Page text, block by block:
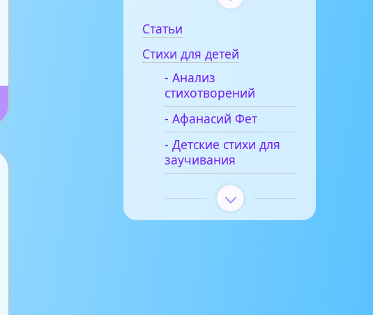
Статьи
Стихи для детей
- Анализ
стихотворений
- Афанасий Фет
- Детские стихи для
заучивания